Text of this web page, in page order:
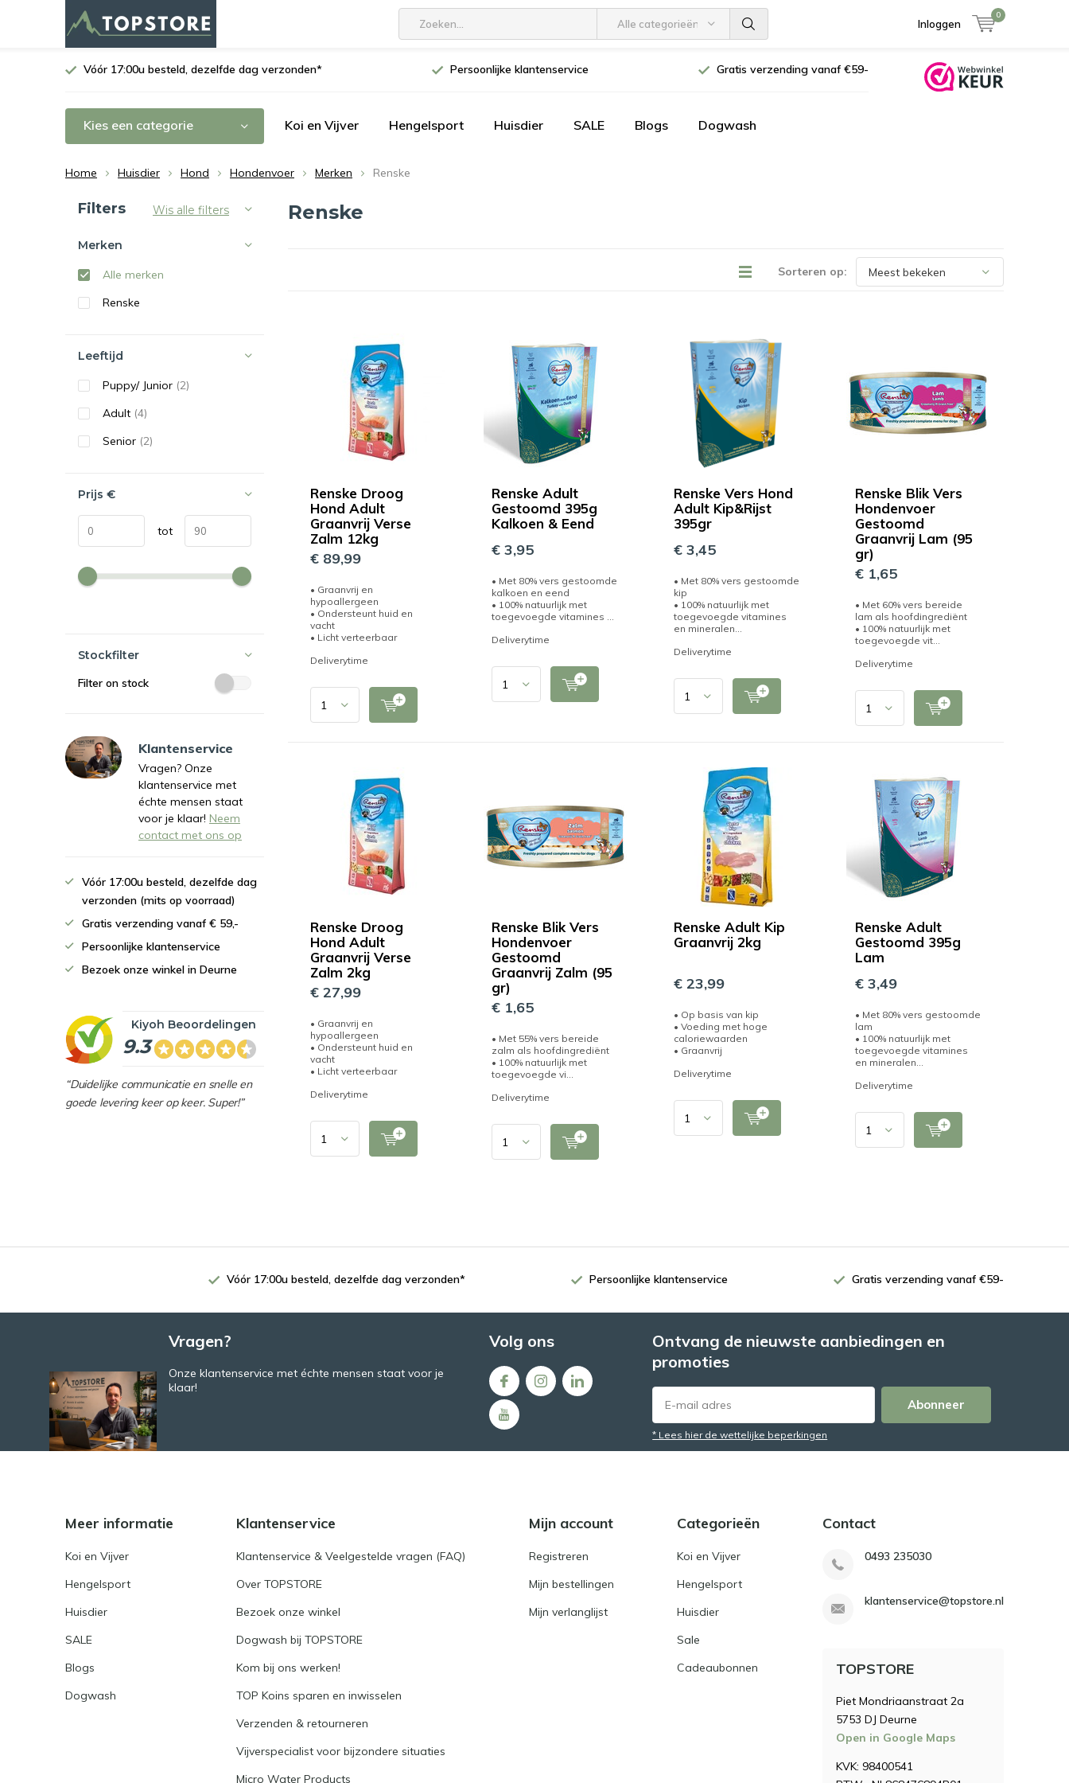
Alle categorieën Inloggen
0
Vóór 17:00u besteld, dezelfde dag verzonden* Persoonlijke klantenservice Gratis verzending vanaf €59-
Kies een categorie Koi en Vijver Hengelsport Huisdier SALE Blogs Dogwash
Home Huisdier Hond Hondenvoer Merken Renske
Renske
Sorteren op:
Renske Droog
Hond Adult
Graanvrij Verse
Zalm 12kg
€ 89,99
• Graanvrij en
hypoallergeen
• Ondersteunt huid en
vacht
• Licht verteerbaar
Deliverytime
Renske Adult
Gestoomd 395g
Kalkoen & Eend
€ 3,95
• Met 80% vers gestoomde
kalkoen en eend
• 100% natuurlijk met
toegevoegde vitamines ...
Deliverytime
Renske Vers Hond
Adult Kip&Rijst
395gr
€ 3,45
• Met 80% vers gestoomde
kip
• 100% natuurlijk met
toegevoegde vitamines
en mineralen...
Deliverytime
Renske Blik Vers
Hondenvoer
Gestoomd
Graanvrij Lam (95
gr)
€ 1,65
• Met 60% vers bereide
lam als hoofdingrediënt
• 100% natuurlijk met
toegevoegde vit...
Deliverytime
Renske Droog
Hond Adult
Graanvrij Verse
Zalm 2kg
€ 27,99
• Graanvrij en
hypoallergeen
• Ondersteunt huid en
vacht
• Licht verteerbaar
Deliverytime
Renske Blik Vers
Hondenvoer
Gestoomd
Graanvrij Zalm (95
gr)
€ 1,65
• Met 55% vers bereide
zalm als hoofdingrediënt
• 100% natuurlijk met
toegevoegde vi...
Deliverytime
Renske Adult Kip
Graanvrij 2kg
€ 23,99
• Op basis van kip
• Voeding met hoge
caloriewaarden
• Graanvrij
Deliverytime
Renske Adult
Gestoomd 395g
Lam
€ 3,49
• Met 80% vers gestoomde
lam
• 100% natuurlijk met
toegevoegde vitamines
en mineralen...
Deliverytime
Sorteren op:
Filters Wis alle filters
Merken
Alle merken
Renske
Leeftijd
Puppy/ Junior (2)
Adult (4)
Senior (2)
Prijs €
tot
Stockfilter
Filter on stock
Klantenservice
Vragen? Onze
klantenservice met
échte mensen staat
voor je klaar! Neem
contact met ons op
Vóór 17:00u besteld, dezelfde dag
verzonden (mits op voorraad)
Gratis verzending vanaf € 59,-
Persoonlijke klantenservice
Bezoek onze winkel in Deurne
9.3
Kiyoh Beoordelingen
“Duidelijke communicatie en snelle en
goede levering keer op keer. Super!”
Vóór 17:00u besteld, dezelfde dag verzonden* Persoonlijke klantenservice Gratis verzending vanaf €59-
Vragen?
Onze klantenservice met échte mensen staat voor je
klaar!
Volg ons
Ontvang de nieuwste aanbiedingen en
promoties
Abonneer
* Lees hier de wettelijke beperkingen
Meer informatie
Koi en Vijver
Hengelsport
Huisdier
SALE
Blogs
Dogwash
Klantenservice
Klantenservice & Veelgestelde vragen (FAQ)
Over TOPSTORE
Bezoek onze winkel
Dogwash bij TOPSTORE
Kom bij ons werken!
TOP Koins sparen en inwisselen
Verzenden & retourneren
Vijverspecialist voor bijzondere situaties
Micro Water Products
Mijn account
Registreren
Mijn bestellingen
Mijn verlanglijst
Categorieën
Koi en Vijver
Hengelsport
Huisdier
Sale
Cadeaubonnen
Contact
0493 235030
klantenservice@topstore.nl
TOPSTORE
Piet Mondriaanstraat 2a
5753 DJ Deurne
Open in Google Maps
KVK: 98400541